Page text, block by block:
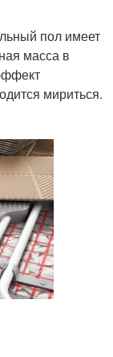
пол имеет
масса в
мириться.